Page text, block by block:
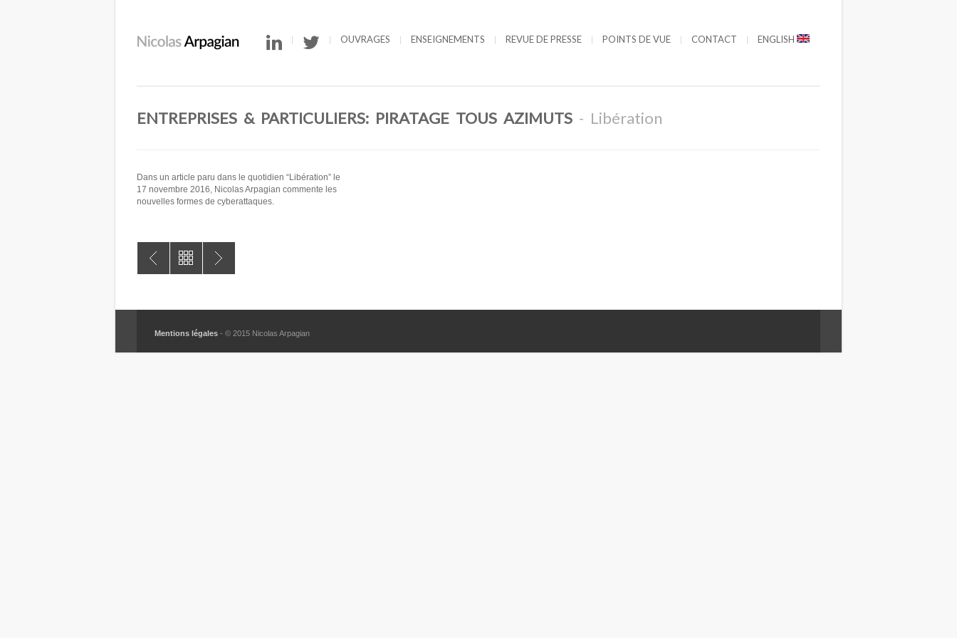
OUVRAGES ENSEIGNEMENTS REVUE DE PRESSE POINTS DE VUE CONTACT ENGLISH
ENTREPRISES & PARTICULIERS: PIRATAGE TOUS AZIMUTS - Libération
Dans un article paru dans le quotidien “Libération” le
17 novembre 2016, Nicolas Arpagian commente les
nouvelles formes de cyberattaques.
Mentions légales - © 2015 Nicolas Arpagian